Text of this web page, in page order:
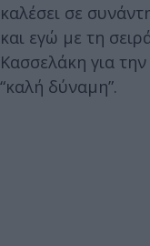
καλέσει σε
και εγώ με τη
Κασσελάκη για
“καλή δύναμη”.